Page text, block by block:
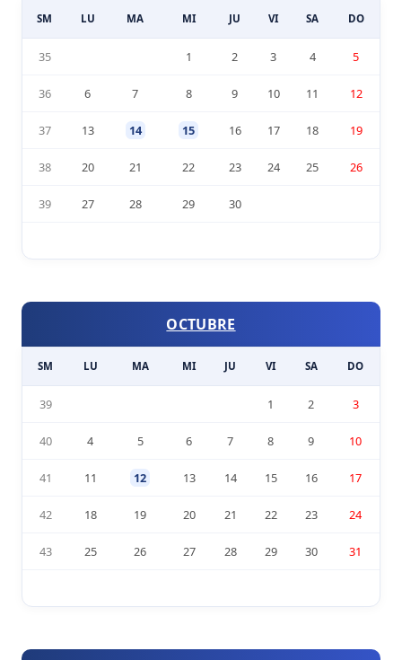
SM LU MA MI JU VI SA DO
35 1 2 3 4 5
36 6 7 8 9 10 11 12
37 13 14 15 16 17 18 19
38 20 21 22 23 24 25 26
39 27 28 29 30
OCTUBRE
SM LU MA MI JU VI SA DO
39 1 2 3
40 4 5 6 7 8 9 10
41 11 12 13 14 15 16 17
42 18 19 20 21 22 23 24
43 25 26 27 28 29 30 31